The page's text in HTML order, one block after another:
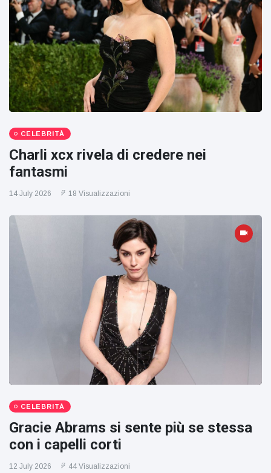
CELEBRITÀ
Charli xcx rivela di credere nei
fantasmi
14 July 2026 18 Visualizzazioni
CELEBRITÀ
Gracie Abrams si sente più se stessa
con i capelli corti
12 July 2026 44 Visualizzazioni